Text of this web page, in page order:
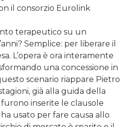
il consorzio Eurolink
terapeutico su un
Semplice: per liberare il
L’opera è ora interamente
una concessione in
scenario riappare Pietro
già alla guida della
inserite le clausole
usato per fare causa allo